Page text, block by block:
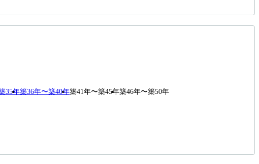
35年築36年〜築40年築41年〜築45年築46年〜築50年